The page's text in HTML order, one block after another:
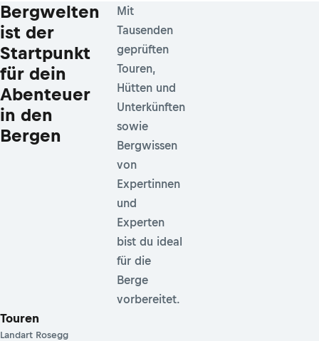
Bergwelten
ist der
Startpunkt
für dein
Abenteuer
in den
Bergen
Mit
Tausenden
geprüften
Touren,
Hütten und
Unterkünften
sowie
Bergwissen
von
Expertinnen
und
Experten
bist du ideal
für die
Berge
vorbereitet.
Touren
Landart Rosegg